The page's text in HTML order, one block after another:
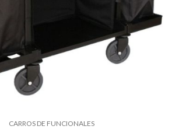
CARROS DE FUNCIONALES